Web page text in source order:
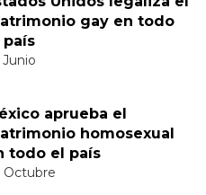
gay en todo
país
Junio
aprueba el
homosexual
todo el país
Octubre